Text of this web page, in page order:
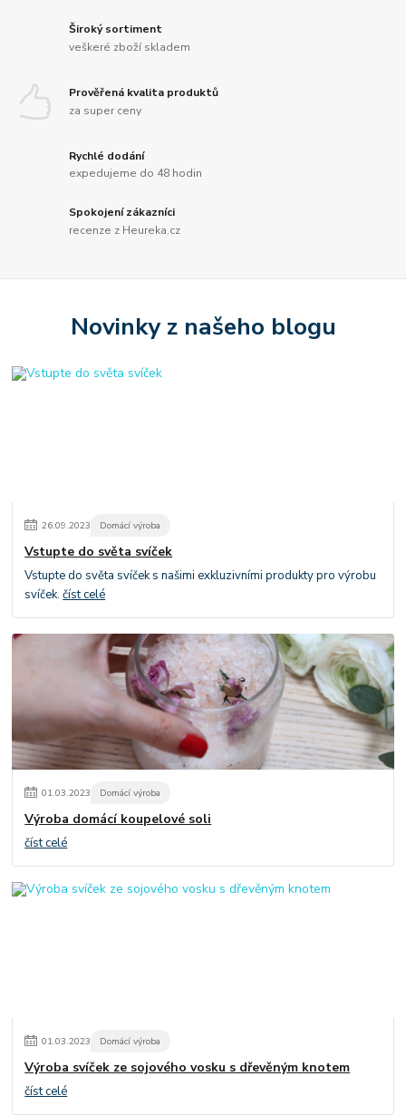
Široký sortiment
veškeré zboží skladem
Prověřená kvalita produktů
za super ceny
Rychlé dodání
expedujeme do 48 hodin
Spokojení zákazníci
recenze z Heureka.cz
Novinky z našeho blogu
26.09.2023 Domácí výroba
Vstupte do světa svíček
Vstupte do světa svíček s našimi exkluzivními produkty pro výrobu
svíček.číst celé
01.03.2023 Domácí výroba
Výroba domácí koupelové soli
číst celé
01.03.2023 Domácí výroba
Výroba svíček ze sojového vosku s dřevěným knotem
číst celé